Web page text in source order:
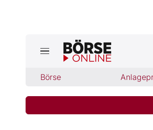
Börse
Jetzt aktuelle Ausgabe